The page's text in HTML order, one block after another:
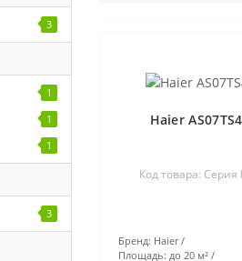
3
1
1
1
3
Haier
Код товара: Серия
Бренд: Haier
Площадь: до 20 м²